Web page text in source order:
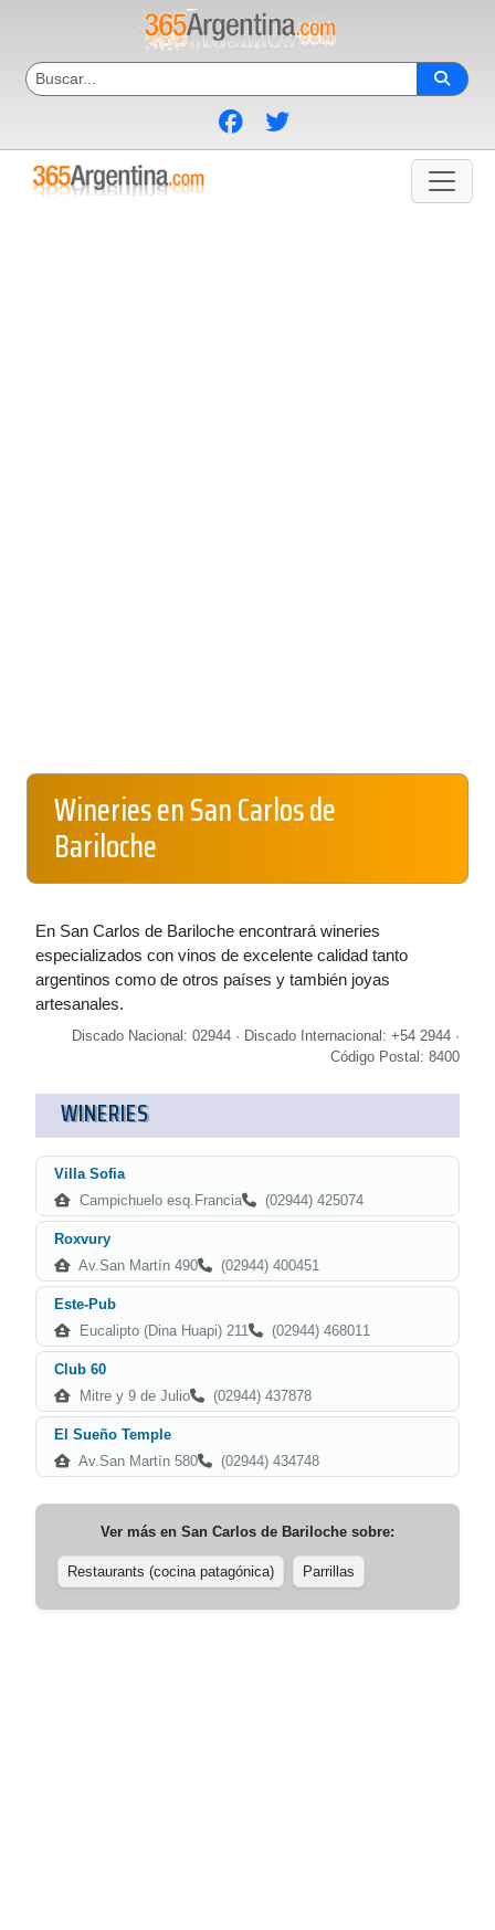
Wineries en San Carlos de
Bariloche
En San Carlos de Bariloche encontrará wineries
especializados con vinos de excelente calidad tanto
argentinos como de otros países y también joyas
artesanales.
Discado Nacional: 02944 · Discado Internacional: +54 2944 ·
Código Postal: 8400
WINERIES
Villa Sofia
Campichuelo esq.Francia
(02944) 425074
Roxvury
Av.San Martín 490
(02944) 400451
Este-Pub
Eucalipto (Dina Huapi) 211
(02944) 468011
Club 60
Mitre y 9 de Julio
(02944) 437878
El Sueño Temple
Av.San Martín 580
(02944) 434748
Ver más en San Carlos de Bariloche sobre:
Restaurants (cocina patagónica) Parrillas